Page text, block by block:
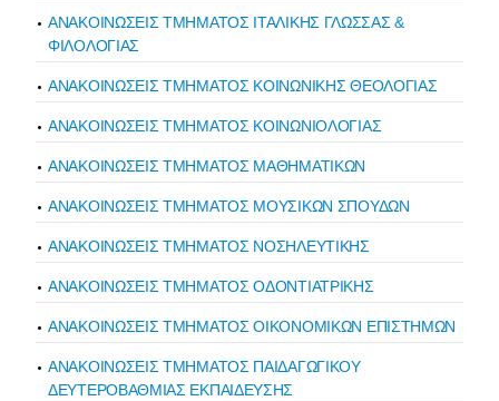
ΑΝΑΚΟΙΝΩΣΕΙΣ ΤΜΗΜΑΤΟΣ ΙΤΑΛΙΚΗΣ ΓΛΩΣΣΑΣ &
ΦΙΛΟΛΟΓΙΑΣ
ΑΝΑΚΟΙΝΩΣΕΙΣ ΤΜΗΜΑΤΟΣ ΚΟΙΝΩΝΙΚΗΣ ΘΕΟΛΟΓΙΑΣ
ΑΝΑΚΟΙΝΩΣΕΙΣ ΤΜΗΜΑΤΟΣ ΚΟΙΝΩΝΙΟΛΟΓΙΑΣ
ΑΝΑΚΟΙΝΩΣΕΙΣ ΤΜΗΜΑΤΟΣ ΜΑΘΗΜΑΤΙΚΩΝ
ΑΝΑΚΟΙΝΩΣΕΙΣ ΤΜΗΜΑΤΟΣ ΜΟΥΣΙΚΩΝ ΣΠΟΥΔΩΝ
ΑΝΑΚΟΙΝΩΣΕΙΣ ΤΜΗΜΑΤΟΣ ΝΟΣΗΛΕΥΤΙΚΗΣ
ΑΝΑΚΟΙΝΩΣΕΙΣ ΤΜΗΜΑΤΟΣ ΟΔΟΝΤΙΑΤΡΙΚΗΣ
ΑΝΑΚΟΙΝΩΣΕΙΣ ΤΜΗΜΑΤΟΣ ΟΙΚΟΝΟΜΙΚΩΝ ΕΠΙΣΤΗΜΩΝ
ΑΝΑΚΟΙΝΩΣΕΙΣ ΤΜΗΜΑΤΟΣ ΠΑΙΔΑΓΩΓΙΚΟΥ
ΔΕΥΤΕΡΟΒΑΘΜΙΑΣ ΕΚΠΑΙΔΕΥΣΗΣ